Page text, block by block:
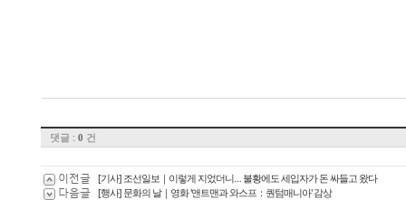
댓글 : 0 건
이전글 [기사] 조선일보｜이렇게 지었더니… 불황에도 세입자가 돈 싸들고 왔다
다음글 [행사] 문화의 날｜영화 '앤트맨과 와스프：퀀텀매니아' 감상